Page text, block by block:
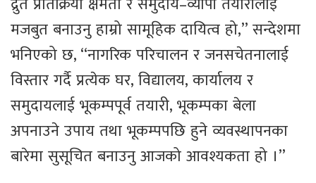
मजबुत बनाउनु हाम्रो सामूहिक दायित्व हो,’’ सन्देशमा
भनिएको छ, ‘‘नागरिक परिचालन र जनसचेतनालाई
विस्तार गर्दै प्रत्येक घर, विद्यालय, कार्यालय र
समुदायलाई भूकम्पपूर्व तयारी, भूकम्पका बेला
अपनाउने उपाय तथा भूकम्पपछि हुने व्यवस्थापनका
बारेमा सुसूचित बनाउनु आजको आवश्यकता हो ।’’